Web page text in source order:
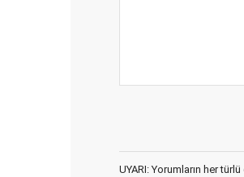
UYARI: Yorumların her